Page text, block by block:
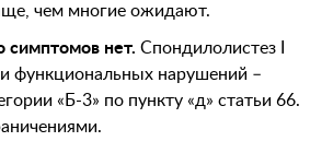
чем многие ожидают.
симптомов нет. Спондилолистез I
функциональных нарушений –
«Б-3» по пункту «д» статьи 66.